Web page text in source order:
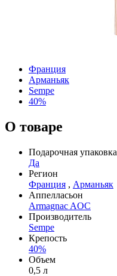
Франция
Арманьяк
Sempe
40%
О товаре
Подарочная упаковка
Да
Регион
Франция , Арманьяк
Аппелласьон
Armagnac AOC
Производитель
Sempe
Крепость
40%
Объем
0,5 л